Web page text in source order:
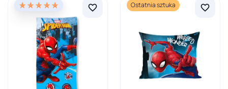
Motyw
Bajkowy
Producent
Carbotex
Ostatnia sztuka